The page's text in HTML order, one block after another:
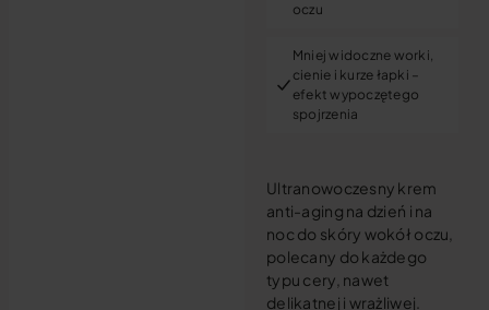
oczu
Mniej widoczne worki,
cienie i kurze łapki –
efekt wypoczętego
spojrzenia
Ultranowoczesny krem
anti-aging na dzień i na
noc do skóry wokół oczu,
polecany do każdego
typu cery, nawet
delikatnej i wrażliwej.